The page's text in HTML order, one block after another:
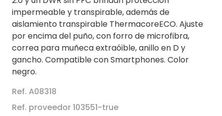
impermeable y transpirable, además de
aislamiento transpirable ThermacoreECO. Ajuste
por encima del puño, con forro de microfibra,
correa para muñeca extraóible, anillo en D y
gancho. Compatible con Smartphones. Color
negro.
Ref. A08318
Ref. proveedor 103551-true